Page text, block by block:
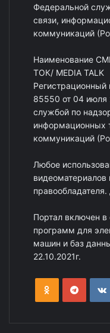
Федеральной
связи,
коммуникаций
Наименование
ТОК/ MEDIA TALK
85550 от 04 июля
службой по
информационных
коммуникаций
Любое
видеоматериалов
Портал включен
программ для
машин и баз
22.10.2021г.